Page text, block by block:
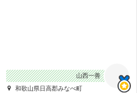
山西一善
和歌山県日高郡みなべ町